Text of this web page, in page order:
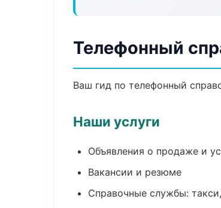
Телефонный
Ваш гид по телефонный
Наши услуги
Объявления о продаже и
Вакансии и резюме
Справочные службы: